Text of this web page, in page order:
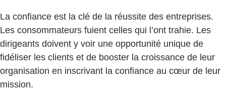
La confiance est la clé de la réussite des entreprises.
Les consommateurs fuient celles qui l’ont trahie. Les
dirigeants doivent y voir une opportunité unique de
fidéliser les clients et de booster la croissance de leur
organisation en inscrivant la confiance au cœur de leur
mission.